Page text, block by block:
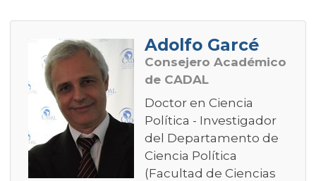
Adolfo Garcé
Consejero Académico
de CADAL
Doctor en Ciencia
Política - Investigador
del Departamento de
Ciencia Política
(Facultad de Ciencias